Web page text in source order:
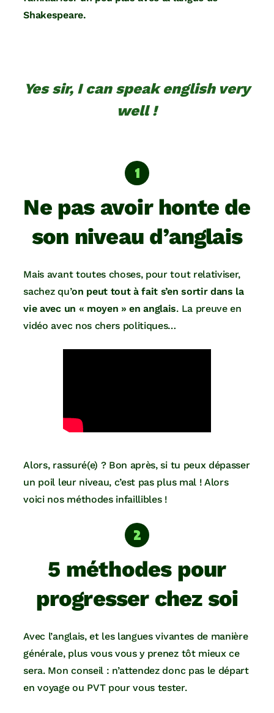
Shakespeare.
Yes sir, I can speak english very
well !
Ne pas avoir honte de
son niveau d’anglais
Mais avant toutes choses, pour tout relativiser,
sachez qu’on peut tout à fait s’en sortir dans la
vie avec un « moyen » en anglais. La preuve en
vidéo avec nos chers politiques…
Alors, rassuré(e) ? Bon après, si tu peux dépasser
un poil leur niveau, c’est pas plus mal ! Alors
voici nos méthodes infaillibles !
5 méthodes pour
progresser chez soi
Avec l’anglais, et les langues vivantes de manière
générale, plus vous vous y prenez tôt mieux ce
sera. Mon conseil : n’attendez donc pas le départ
en voyage ou PVT pour vous tester.